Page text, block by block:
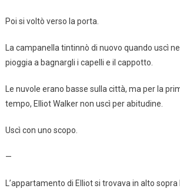
Poi si voltò verso la porta.
La campanella tintinnò di nuovo quando uscì
pioggia a bagnargli i capelli e il cappotto.
Le nuvole erano basse sulla città, ma per la
tempo, Elliot Walker non uscì per abitudine.
Uscì con uno scopo.
—
L’appartamento di Elliot si trovava in alto